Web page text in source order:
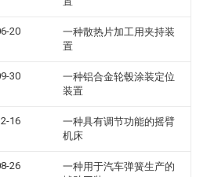
20
一种散热片加工用夹持装
置
30
一种铝合金轮毂涂装定位
装置
16
一种具有调节功能的摇臂
机床
26
一种用于汽车弹簧生产的